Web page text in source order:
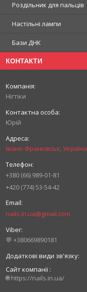
Роздільник для пальців
Настільні лампи
Бази ДНК
КОНТАКТИ
Нігтіки
Юрій
Івано-Франківськ, Україна
+380 (66) 989-01-81
+420 (774) 53-54-42
nails.in.ua@gmail.com
💬 +380669890181
Сайт компанії
🌐 https://nails.in.ua/